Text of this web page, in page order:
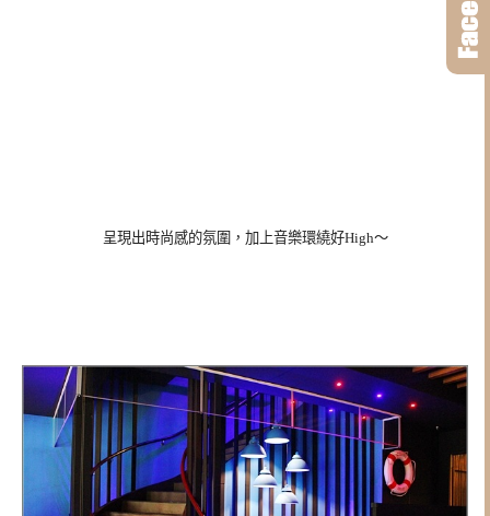
呈現出時尚感的氛圍，加上音樂環繞好High～